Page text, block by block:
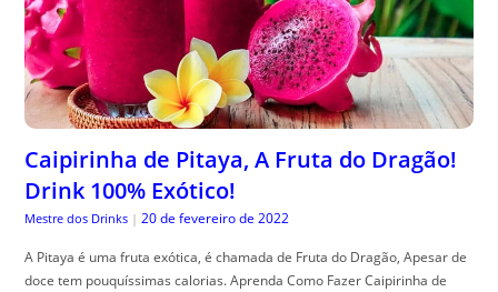
Caipirinha de Pitaya, A Fruta do Dragão!
Drink 100% Exótico!
Mestre dos Drinks | 20 de fevereiro de 2022
A Pitaya é uma fruta exótica, é chamada de Fruta do Dragão, Apesar de
doce tem pouquíssimas calorias. Aprenda Como Fazer Caipirinha de